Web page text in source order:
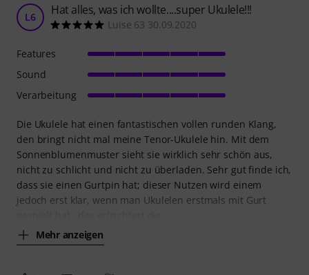
L6 Hat alles, was ich wollte....super Ukulele!!!
Luise 63 30.09.2020
Die Ukulele hat einen fantastischen vollen runden Klang,
den bringt nicht mal meine Tenor-Ukulele hin. Mit dem
Sonnenblumenmuster sieht sie wirklich sehr schön aus,
nicht zu schlicht und nicht zu überladen. Sehr gut finde ich,
dass sie einen Gurtpin hat; dieser Nutzen wird einem
jedoch erst klar, wenn man Ukulelen erstmals mit Gurt
Mehr anzeigen
Features
Sound
Verarbeitung